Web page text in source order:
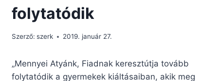
folytatódik
Szerző: szerk 2019. január 27.
„Mennyei Atyánk, Fiadnak keresztútja tovább
folytatódik a gyermekek kiáltásaiban, akik meg